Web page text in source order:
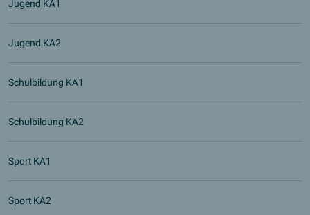
Jugend KA1
Jugend KA2
Schulbildung KA1
Schulbildung KA2
Sport KA1
Sport KA2